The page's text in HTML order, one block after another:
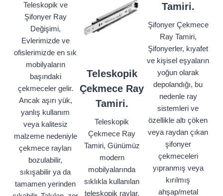
Teleskopik ve
Şifonyer Ray
Değişimi,
Evlerimizde ve
ofislerimizde en sık
mobilyaların
başındaki
çekmeceler gelir.
Ancak aşırı yük,
yanlış kullanım
veya kalitesiz
malzeme nedeniyle
çekmece rayları
bozulabilir,
sıkışabilir ya da
tamamen yerinden
Teleskopik
Çekmece Ray
Tamiri.
Teleskopik
Çekmece Ray
Tamiri, Günümüz
modern
mobilyalarında
sıklıkla kullanılan
teleskopik raylar,
Tamiri.
Şifonyer Çekmece
Ray Tamiri,
Şifonyerler, kıyafet
ve kişisel eşyaların
yoğun olarak
depolandığı, bu
nedenle ray
sistemleri ve
özellikle altı çöken
veya raydan çıkan
şifonyer
çekmeceleri
yıpranmış veya
kırılmış
ahşap/metal